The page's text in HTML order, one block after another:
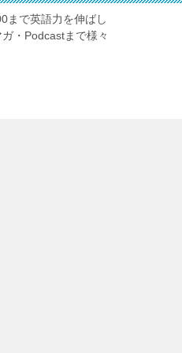
まで英語力を伸ばし
・Podcastまで様々